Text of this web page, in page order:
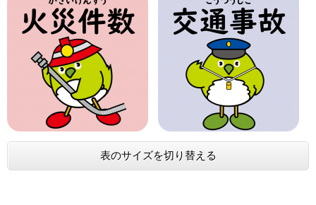
表のサイズを切り替える